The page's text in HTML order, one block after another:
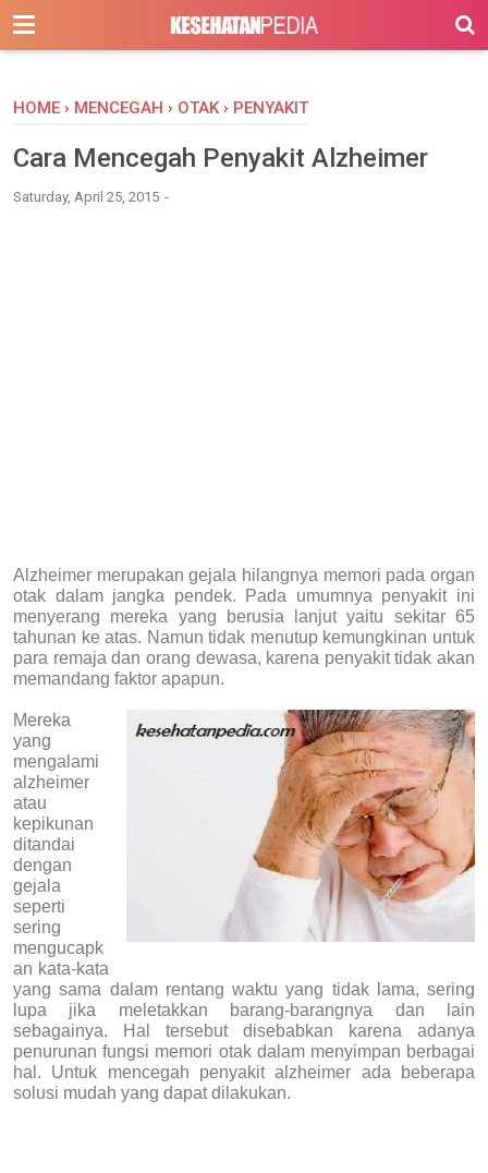
-->
HOME › MENCEGAH › OTAK › PENYAKIT
Cara Mencegah Penyakit Alzheimer
Saturday, April 25, 2015
Alzheimer merupakan gejala hilangnya memori pada organ
otak dalam jangka pendek. Pada umumnya penyakit ini
menyerang mereka yang berusia lanjut yaitu sekitar 65
tahunan ke atas. Namun tidak menutup kemungkinan untuk
para remaja dan orang dewasa, karena penyakit tidak akan
memandang faktor apapun.
Mereka
yang
mengalami
alzheimer
atau
kepikunan
ditandai
dengan
gejala
seperti
sering
mengucapk
an kata-kata
yang sama dalam rentang waktu yang tidak lama, sering
lupa jika meletakkan barang-barangnya dan lain
sebagainya. Hal tersebut disebabkan karena adanya
penurunan fungsi memori otak dalam menyimpan berbagai
hal. Untuk mencegah penyakit alzheimer ada beberapa
solusi mudah yang dapat dilakukan.